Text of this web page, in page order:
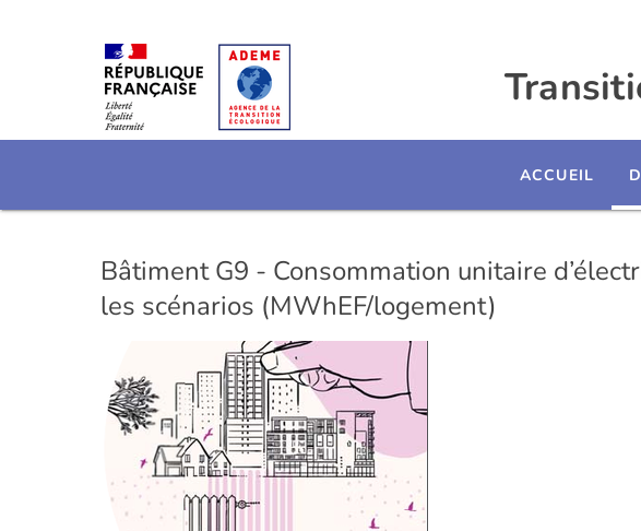
ACCUEIL
Bâtiment G9 - Consommation unitaire
les scénarios (MWhEF/logement)